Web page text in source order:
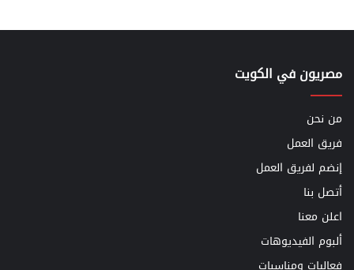
مصريون في الكويت
من نحن
فريق العمل
إنضم لفريق العمل
أتصل بنا
اعلن معنا
ألبوم الفيديوهات
فعاليات ومناسبات